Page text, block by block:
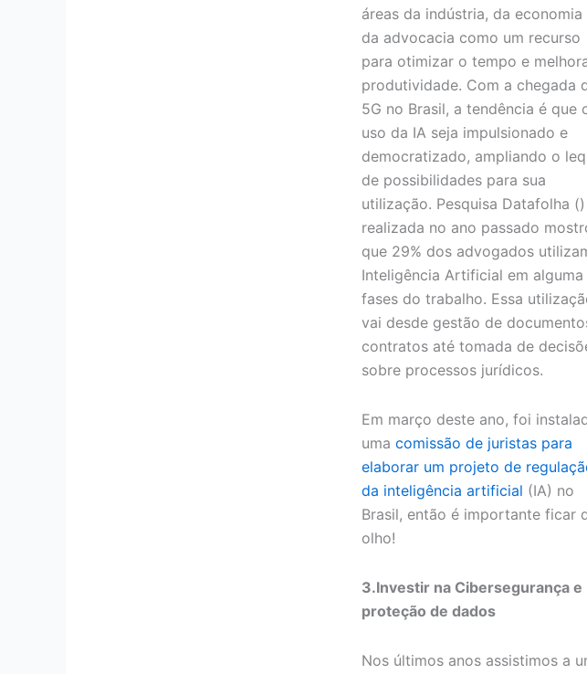
áreas da indústria, da economia
da advocacia como um recurso
para otimizar o tempo e
produtividade. Com a chegada
5G no Brasil, a tendência é que
uso da IA seja impulsionado e
democratizado, ampliando o
de possibilidades para sua
utilização. Pesquisa Datafolha ()
realizada no ano passado
que 29% dos advogados
Inteligência Artificial em alguma
fases do trabalho. Essa
vai desde gestão de
contratos até tomada de
sobre processos jurídicos.
Em março deste ano, foi
uma comissão de juristas para
elaborar um projeto de
da inteligência artificial (IA) no
Brasil, então é importante ficar
olho!
3.Investir na Cibersegurança e
proteção de dados
Nos últimos anos assistimos a